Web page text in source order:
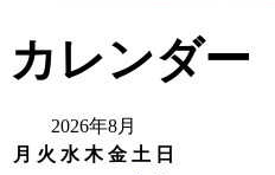
カレンダー
2026年8月
月 火 水 木 金 土 日